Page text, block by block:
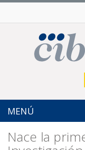
MENÚ
Nace la